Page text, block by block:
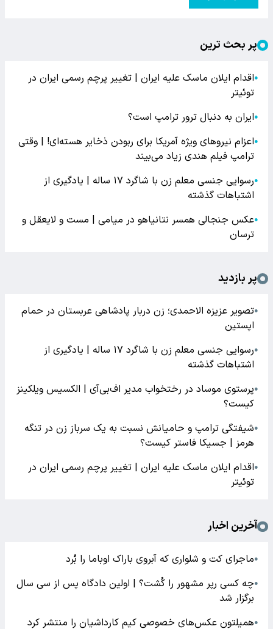
پر بحث ترین
●اقدام ایلان ماسک علیه ایران | تغییر پرچم رسمی ایران در
توئیتر
●ایران به دنبال ترور ترامپ است؟
●اعزام نیروهای ویژه آمریکا برای ربودن ذخایر هسته‌ای! | وقتی
ترامپ فیلم هندی زیاد می‌بیند
●
رسوایی جنسی معلم زن با شاگرد ۱۷ ساله | یادگیری از
اشتباهات گذشته
●عکس جنجالی همسر نتانیاهو در میامی | مست و لایعقل و
ترسان
پر بازدید
●تصویر عزیزه الاحمدی؛ زن دربار پادشاهی عربستان در حمام
اپستین
●
رسوایی جنسی معلم زن با شاگرد ۱۷ ساله | یادگیری از
اشتباهات گذشته
●پرستوی موساد در رختخواب مدیر اف‌بی‌آی | الکسیس ویلکینز
کیست؟
●شیفتگی ترامپ و حامیانش نسبت به یک سرباز زن در تنگه
هرمز | جسیکا فاستر کیست؟
●اقدام ایلان ماسک علیه ایران | تغییر پرچم رسمی ایران در
توئیتر
آخرین اخبار
●ماجرای کت و شلواری که آبروی باراک اوباما را بُرد
●چه کسی رپر مشهور را کُشت؟ | اولین دادگاه پس از سی سال
برگزار شد
●همیلتون عکس‌های خصوصی کیم‌ کارداشیان را منتشر کرد